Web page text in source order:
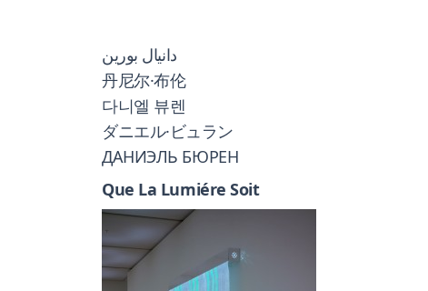
دانيال بورين
丹尼尔·布伦
다니엘 뷰렌
ダニエル·ビュラン
ДАНИЭЛЬ БЮРЕН
Que La Lumiére Soit